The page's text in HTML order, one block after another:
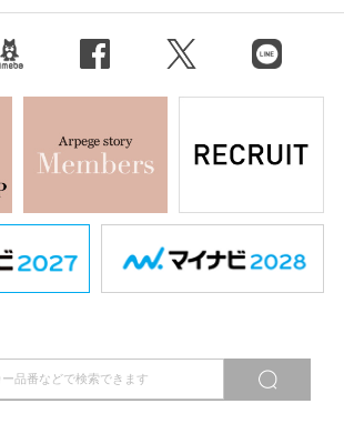
X（旧Twitter） LINE